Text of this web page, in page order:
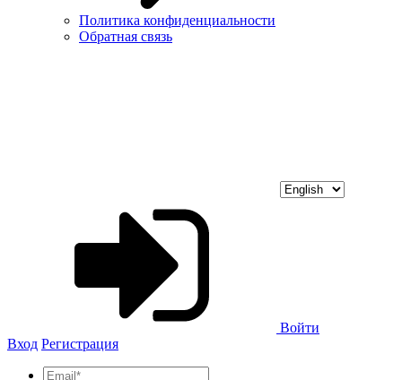
Политика конфиденциальности
Обратная связь
Войти
Вход Регистрация